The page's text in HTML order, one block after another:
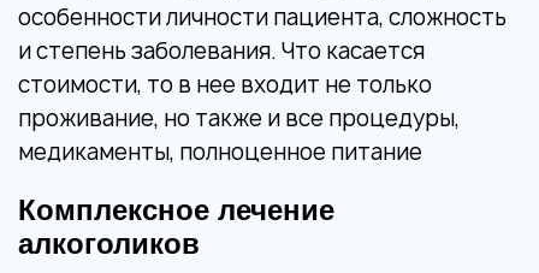
особенности личности пациента, сложность
и степень заболевания. Что касается
стоимости, то в нее входит не только
проживание, но также и все процедуры,
медикаменты, полноценное питание
Комплексное лечение
алкоголиков